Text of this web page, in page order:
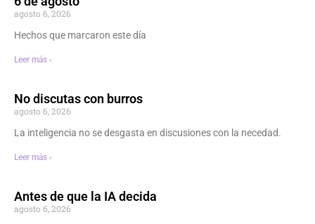
agosto 6, 2026
Hechos que marcaron este día
Leer más ›
No discutas con burros
agosto 6, 2026
La inteligencia no se desgasta en discusiones con la necedad.
Leer más ›
Antes de que la IA decida
agosto 6, 2026